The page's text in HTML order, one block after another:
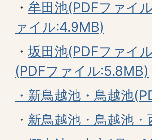
・ 牟田池(PDFファイ
ァイル:4.9MB)
・ 坂田池(PDFファイ
(PDFファイル:5.8MB)
・ 新鳥越池・鳥越池
・ 新鳥越池・鳥越池